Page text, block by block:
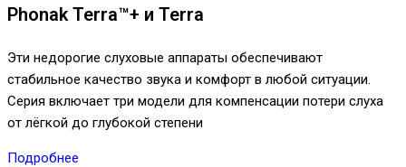
Phonak Terra™+ и Terra
Эти недорогие слуховые аппараты обеспечивают
стабильное качество звука и комфорт в любой ситуации.
Серия включает три модели для компенсации потери слуха
от лёгкой до глубокой степени
Подробнее